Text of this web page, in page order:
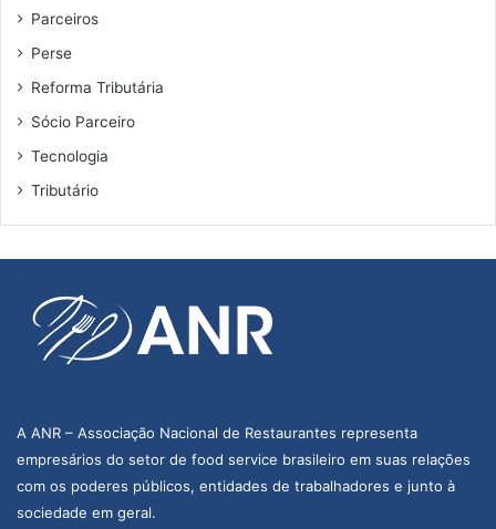
Parceiros
Perse
Reforma Tributária
Sócio Parceiro
Tecnologia
Tributário
A ANR – Associação Nacional de Restaurantes representa
empresários do setor de food service brasileiro em suas relações
com os poderes públicos, entidades de trabalhadores e junto à
sociedade em geral.